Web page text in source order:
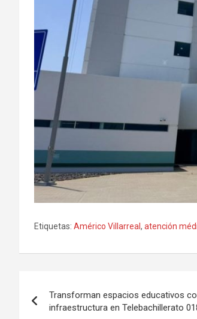
Etiquetas: Américo Villarreal , atención
de
Transforman espacios educativos
infraestructura en Telebachillerato